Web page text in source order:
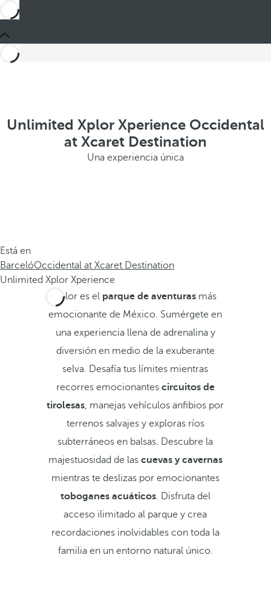
Unlimited Xplor Xperience Occidental
at Xcaret Destination
Una experiencia única
Está en
BarcelóOccidental at Xcaret Destination
Unlimited Xplor Xperience
Xplor es el parque de aventurasmás
emocionante de México. Sumérgete en
una experiencia llena de adrenalina y
diversión en medio de la exuberante
selva. Desafía tus límites mientras
recorres emocionantes circuitos de
tirolesas, manejas vehículos anfibios por
terrenos salvajes y exploras ríos
subterráneos en balsas. Descubre la
majestuosidad de las cuevas y cavernas
mientras te deslizas por emocionantes
toboganes acuáticos. Disfruta del
acceso ilimitado al parque y crea
recordaciones inolvidables con toda la
familia en un entorno natural único.